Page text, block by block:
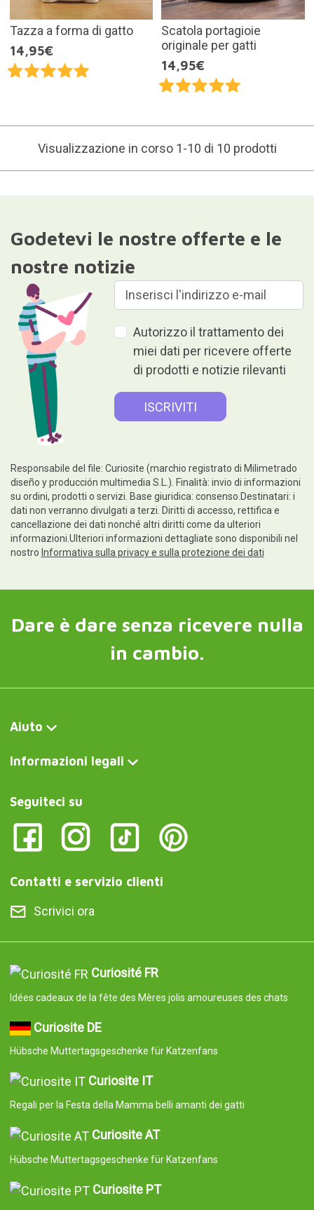
Tazza a forma di gatto
14,95€
Scatola portagioie
originale per gatti
14,95€
Visualizzazione in corso 1-10 di 10 prodotti
Godetevi le nostre offerte e le
nostre notizie
Autorizzo il trattamento dei
miei dati per ricevere offerte
di prodotti e notizie rilevanti
Responsabile del file: Curiosite (marchio registrato di Milimetrado
diseño y producción multimedia S.L.). Finalità: invio di informazioni
su ordini, prodotti o servizi. Base giuridica: consenso.Destinatari: i
dati non verranno divulgati a terzi. Diritti di accesso, rettifica e
cancellazione dei dati nonché altri diritti come da ulteriori
informazioni.Ulteriori informazioni dettagliate sono disponibili nel
nostro Informativa sulla privacy e sulla protezione dei dati
Dare è dare senza ricevere nulla
in cambio.
Aiuto
Informazioni legali
Seguiteci su
Contatti e servizio clienti
Scrivici ora
Curiosité FR
Idées cadeaux de la fête des Mères jolis amoureuses des chats
Curiosite DE
Hübsche Muttertagsgeschenke für Katzenfans
Curiosite IT
Regali per la Festa della Mamma belli amanti dei gatti
Curiosite AT
Hübsche Muttertagsgeschenke für Katzenfans
Curiosite PT